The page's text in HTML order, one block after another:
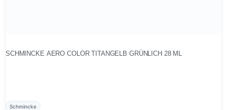
SCHMINCKE AERO COLOR TITANGELB GRÜNLICH 28 ML
Schmincke